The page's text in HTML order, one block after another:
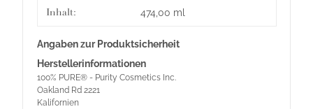
Inhalt: 474,00 ml
Angaben zur Produktsicherheit
Herstellerinformationen
100% PURE® - Purity Cosmetics Inc.
Oakland Rd 2221
Kalifornien